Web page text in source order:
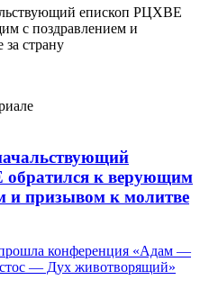
епископ РЦХВЕ
с поздравлением и
страну
к верующим
и призывом к молитве